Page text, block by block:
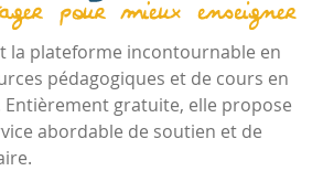
la plateforme incontournable en
pédagogiques et de cours en
Entièrement gratuite, elle propose
abordable de soutien et de